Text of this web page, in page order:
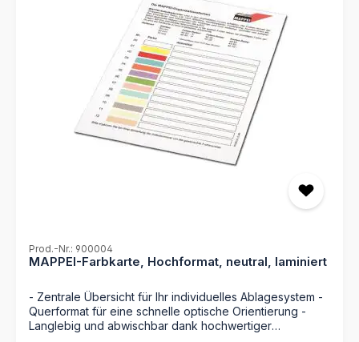
Prod.-Nr.: 900004
MAPPEI-Farbkarte, Hochformat, neutral, laminiert
- Zentrale Übersicht für Ihr individuelles Ablagesystem -
Querformat für eine schnelle optische Orientierung -
Langlebig und abwischbar dank hochwertiger